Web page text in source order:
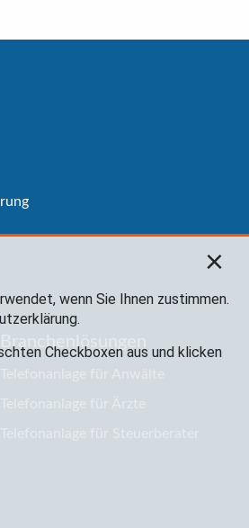
Branchenlösungen
Telefonanlage für Anwälte
Telefonanlage für Ärzte
Telefonanlage für Steuerberater
×
wenn Sie Ihnen zustimmen.
Checkboxen aus und klicken